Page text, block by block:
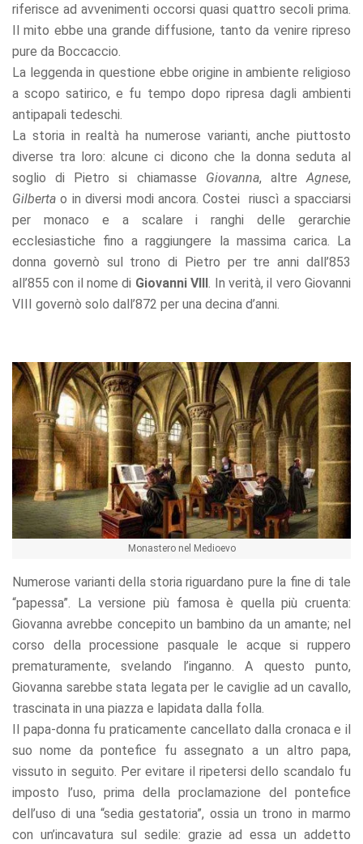
riferisce ad avvenimenti occorsi quasi quattro secoli prima.
Il mito ebbe una grande diffusione, tanto da venire ripreso
pure da Boccaccio.
La leggenda in questione ebbe origine in ambiente religioso
a scopo satirico, e fu tempo dopo ripresa dagli ambienti
antipapali tedeschi.
La storia in realtà ha numerose varianti, anche piuttosto
diverse tra loro: alcune ci dicono che la donna seduta al
soglio di Pietro si chiamasse Giovanna, altreAgnese,
Gilberta o in diversi modi ancora. Costei riuscì a spacciarsi
per monaco e a scalare i ranghi delle gerarchie
ecclesiastiche fino a raggiungere la massima carica. La
donna governò sul trono di Pietro per tre anni dall’853
all’855 con il nome di Giovanni VIII . In verità, il vero Giovanni
VIII governò solo dall’872 per una decina d’anni.
Monastero nel Medioevo
Numerose varianti della storia riguardano pure la fine di tale
“papessa”. La versione più famosa è quella più cruenta:
Giovanna avrebbe concepito un bambino da un amante; nel
corso della processione pasquale le acque si ruppero
prematuramente, svelando l’inganno. A questo punto,
Giovanna sarebbe stata legata per le caviglie ad un cavallo,
trascinata in una piazza e lapidata dalla folla.
Il papa-donna fu praticamente cancellato dalla cronaca e il
suo nome da pontefice fu assegnato a un altro papa,
vissuto in seguito. Per evitare il ripetersi dello scandalo fu
imposto l’uso, prima della proclamazione del pontefice
dell’uso di una “sedia gestatoria”, ossia un trono in marmo
con un’incavatura sul sedile: grazie ad essa un addetto